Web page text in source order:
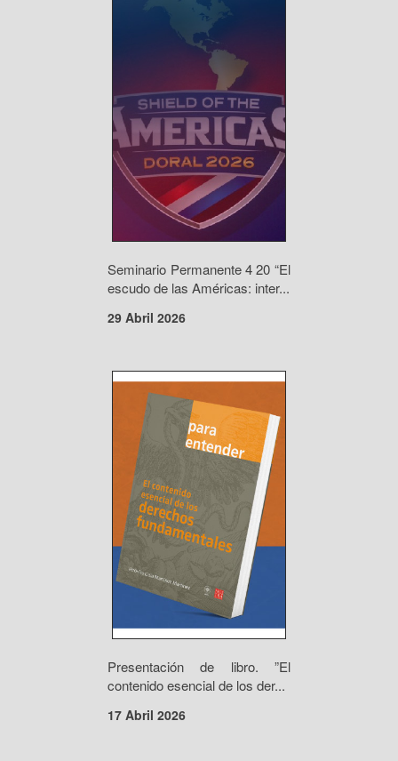
Seminario Permanente 4 20 “El
escudo de las Américas: inter...
29 Abril 2026
Presentación de libro. ”El
contenido esencial de los der...
17 Abril 2026